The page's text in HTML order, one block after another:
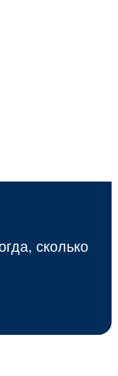
сколько